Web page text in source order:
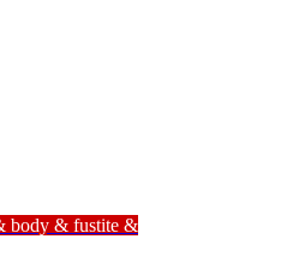
body & fustite &